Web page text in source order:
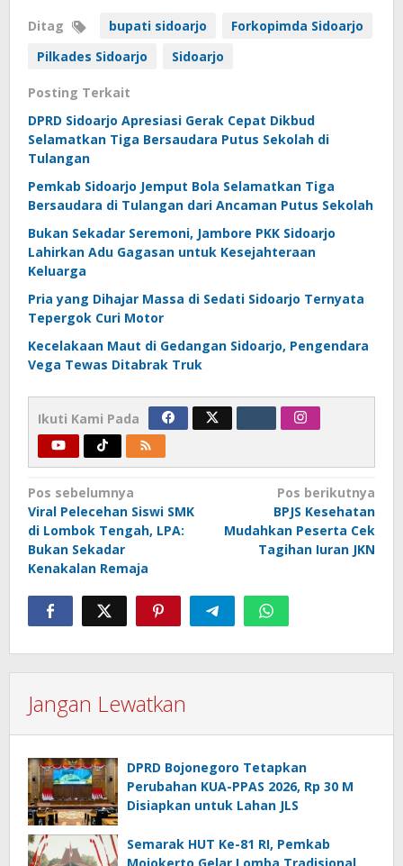
Ditag bupati sidoarjo
Forkopimda Sidoarjo
Pilkades Sidoarjo
Sidoarjo
Posting Terkait
DPRD Sidoarjo Apresiasi Gerak Cepat Dikbud
Selamatkan Tiga Bersaudara Putus Sekolah di
Tulangan
Pemkab Sidoarjo Jemput Bola Selamatkan Tiga
Bersaudara di Tulangan dari Ancaman Putus Sekolah
Bukan Sekadar Seremoni, Jambore PKK Sidoarjo
Lahirkan Adu Gagasan untuk Kesejahteraan
Keluarga
Pria yang Dihajar Massa di Sedati Sidoarjo Ternyata
Tepergok Curi Motor
Kecelakaan Maut di Gedangan Sidoarjo, Pengendara
Vega Tewas Ditabrak Truk
Ikuti Kami Pada
Navigasi
pos
Pos sebelumnya
Viral Pelecehan Siswi SMK
di Lombok Tengah, LPA:
Bukan Sekadar
Kenakalan Remaja
Pos berikutnya
BPJS Kesehatan
Mudahkan Peserta Cek
Tagihan Iuran JKN
Jangan Lewatkan
DPRD Bojonegoro Tetapkan
Perubahan KUA-PPAS 2026, Rp 30 M
Disiapkan untuk Lahan JLS
Semarak HUT Ke-81 RI, Pemkab
Mojokerto Gelar Lomba Tradisional